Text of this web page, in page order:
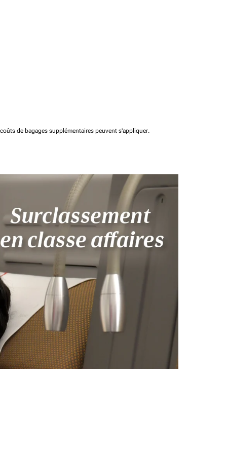
de bagages supplémentaires peuvent s'appliquer.